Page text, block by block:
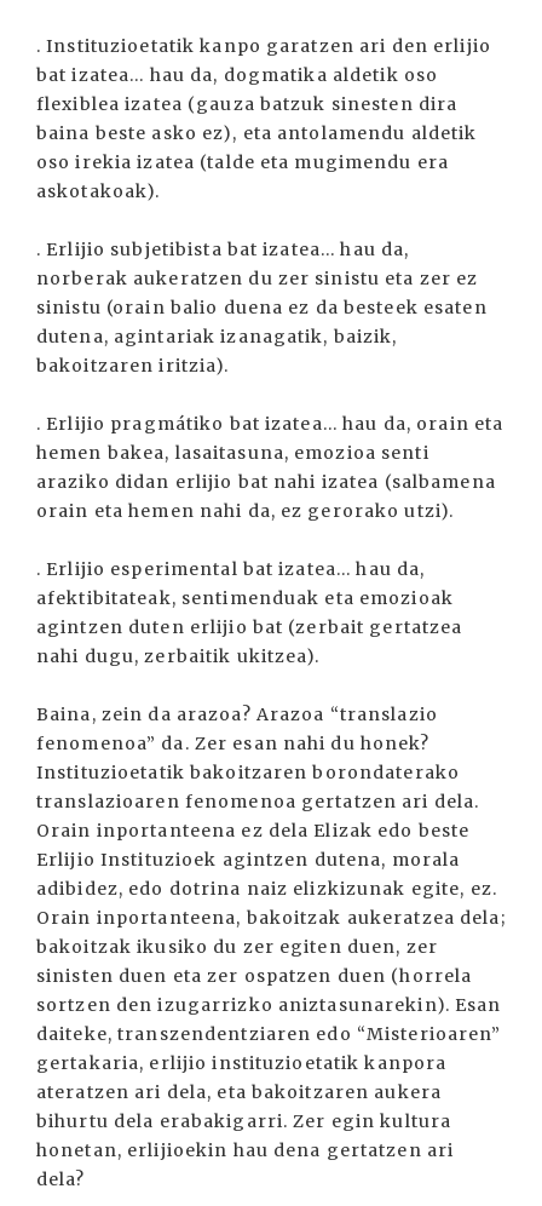
. Instituzioetatik kanpo garatzen ari den erlijio
bat izatea... hau da, dogmatika aldetik oso
flexiblea izatea (gauza batzuk sinesten dira
baina beste asko ez), eta antolamendu aldetik
oso irekia izatea (talde eta mugimendu era
askotakoak).
. Erlijio subjetibista bat izatea... hau da,
norberak aukeratzen du zer sinistu eta zer ez
sinistu (orain balio duena ez da besteek esaten
dutena, agintariak izanagatik, baizik,
bakoitzaren iritzia).
. Erlijio pragmátiko bat izatea... hau da, orain eta
hemen bakea, lasaitasuna, emozioa senti
araziko didan erlijio bat nahi izatea (salbamena
orain eta hemen nahi da, ez gerorako utzi).
. Erlijio esperimental bat izatea... hau da,
afektibitateak, sentimenduak eta emozioak
agintzen duten erlijio bat (zerbait gertatzea
nahi dugu, zerbaitik ukitzea).
Baina, zein da arazoa? Arazoa “translazio
fenomenoa” da. Zer esan nahi du honek?
Instituzioetatik bakoitzaren borondaterako
translazioaren fenomenoa gertatzen ari dela.
Orain inportanteena ez dela Elizak edo beste
Erlijio Instituzioek agintzen dutena, morala
adibidez, edo dotrina naiz elizkizunak egite, ez.
Orain inportanteena, bakoitzak aukeratzea dela;
bakoitzak ikusiko du zer egiten duen, zer
sinisten duen eta zer ospatzen duen (horrela
sortzen den izugarrizko aniztasunarekin). Esan
daiteke, transzendentziaren edo “Misterioaren”
gertakaria, erlijio instituzioetatik kanpora
ateratzen ari dela, eta bakoitzaren aukera
bihurtu dela erabakigarri. Zer egin kultura
honetan, erlijioekin hau dena gertatzen ari
dela?